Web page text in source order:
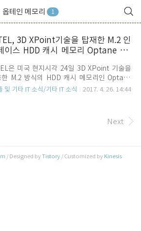
옵테인 메모리 1
3D XPoint기술을 탑재한 M.2 인
이스 HDD 캐시 메모리 Optane Me
은 미국 현지시각 24일 3D XPoint 기술을
한 M.2 방식의 HDD 캐시 메모리인 Optane
를 출시 했습니다. 이번에 출시한 제품은
의 트랜드는 느리고 열을 많이 발생시키는
대신 SDD를 기본으로 사용하는 것이지만, 여
치를 HDD에서 SDD로 대처하는 개념이 아닌,
량 HDD를 사용하는 환경에서 보다 빠르고 낮
및 기타 IT 소식/기타 IT 소식 2017. 4. 26. 14:44
Next
/ Designed byTistory / Customized by Kinesis